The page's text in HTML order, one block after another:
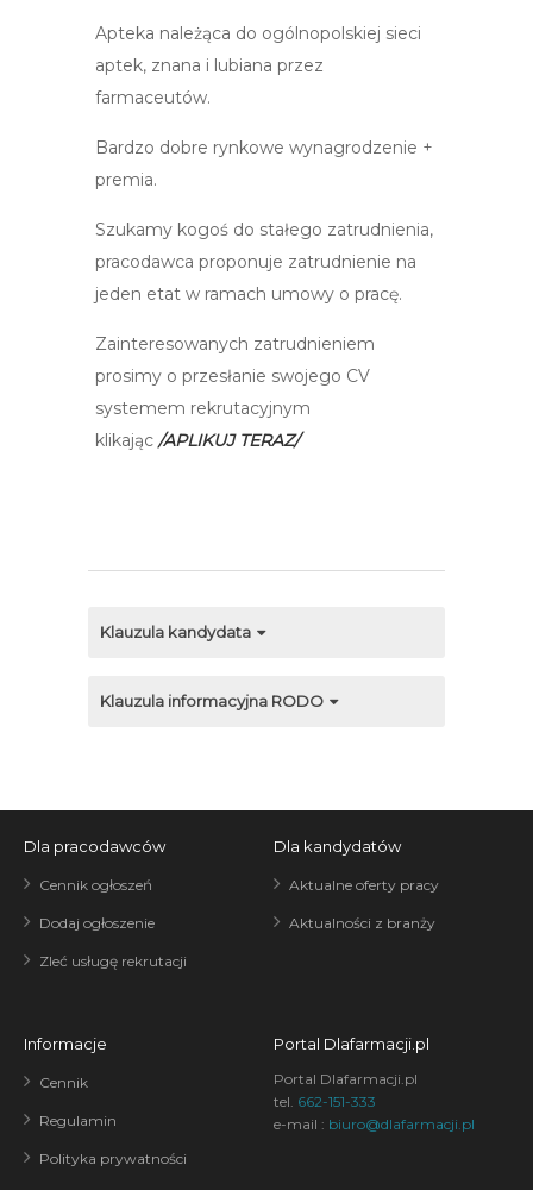
Apteka należąca do ogólnopolskiej sieci
aptek, znana i lubiana przez
farmaceutów.
Bardzo dobre rynkowe wynagrodzenie +
premia.
Szukamy kogoś do stałego zatrudnienia,
pracodawca proponuje zatrudnienie na
jeden etat w ramach umowy o pracę.
Zainteresowanych zatrudnieniem
prosimy o przesłanie swojego CV
systemem rekrutacyjnym
klikając /APLIKUJ TERAZ/
Klauzula kandydata
Klauzula informacyjna RODO
Dla pracodawców
Cennik ogłoszeń
Dodaj ogłoszenie
Zleć usługę rekrutacji
Dla kandydatów
Aktualne oferty pracy
Aktualności z branży
Informacje
Cennik
Regulamin
Polityka prywatności
Portal Dlafarmacji.pl
Portal Dlafarmacji.pl
tel. 662-151-333
e-mail : biuro@dlafarmacji.pl